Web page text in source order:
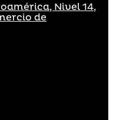
Nivel 14,
de